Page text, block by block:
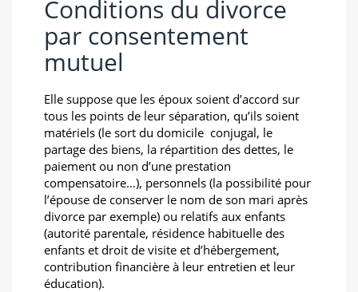
Conditions du divorce
par consentement
mutuel
Elle suppose que les époux soient d’accord sur
tous les points de leur séparation, qu’ils soient
matériels (le sort du domicile conjugal, le
partage des biens, la répartition des dettes, le
paiement ou non d’une prestation
compensatoire…), personnels (la possibilité pour
l’épouse de conserver le nom de son mari après
divorce par exemple) ou relatifs aux enfants
(autorité parentale, résidence habituelle des
enfants et droit de visite et d’hébergement,
contribution financière à leur entretien et leur
éducation).